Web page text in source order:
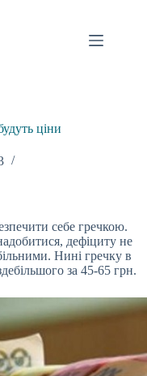
ціни
себе гречкою.
дефіциту не
Нині гречку в
за 45-65 грн.